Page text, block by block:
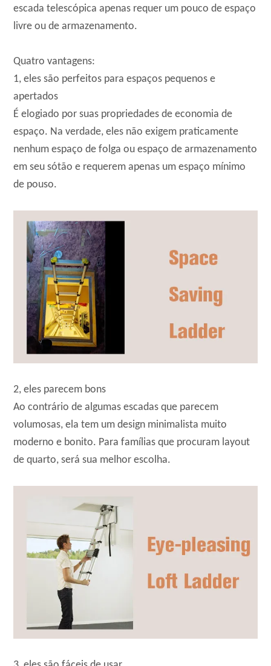
escada telescópica apenas requer um pouco de espaço
livre ou de armazenamento.
Quatro vantagens:
1, eles são perfeitos para espaços pequenos e
apertados
É elogiado por suas propriedades de economia de
espaço. Na verdade, eles não exigem praticamente
nenhum espaço de folga ou espaço de armazenamento
em seu sótão e requerem apenas um espaço mínimo
de pouso.
2, eles parecem bons
Ao contrário de algumas escadas que parecem
volumosas, ela tem um design minimalista muito
moderno e bonito. Para famílias que procuram layout
de quarto, será sua melhor escolha.